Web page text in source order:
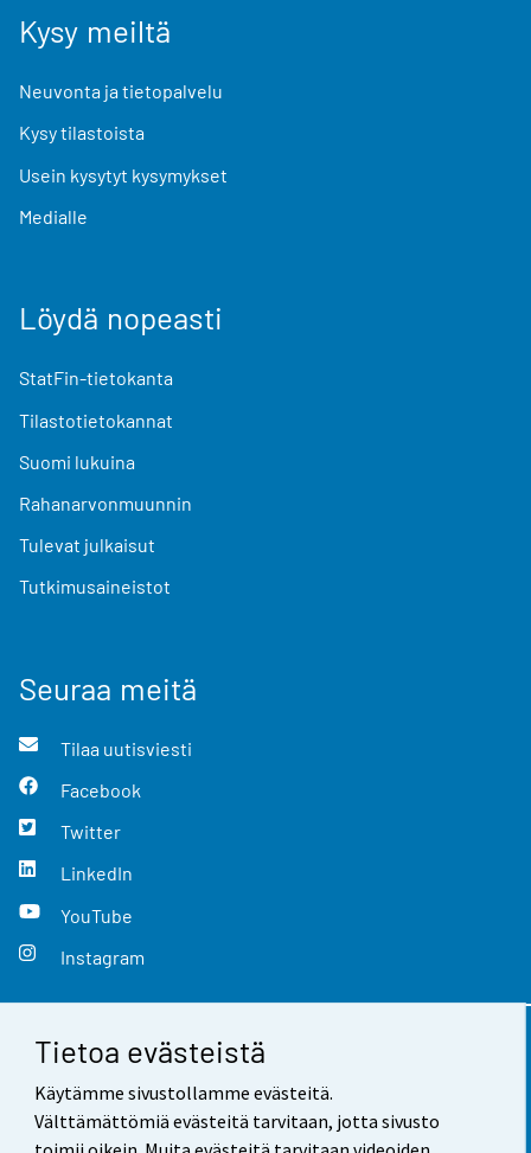
Tietoa evästeistä
Käytämme sivustollamme evästeitä.
Välttämättömiä evästeitä tarvitaan, jotta sivusto
Kysy meiltä
Neuvonta ja tietopalvelu
Kysy tilastoista
Usein kysytyt kysymykset
Medialle
Löydä nopeasti
StatFin-tietokanta
Tilastotietokannat
Suomi lukuina
Rahanarvonmuunnin
Tulevat julkaisut
Tutkimusaineistot
Seuraa meitä
Tilaa uutisviesti
Facebook
Twitter
LinkedIn
YouTube
Instagram
Yhteystiedot
Palaute